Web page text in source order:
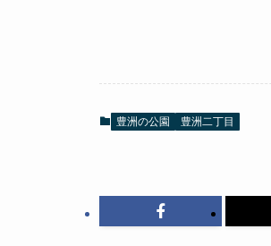
豊洲の公園 豊洲二丁目